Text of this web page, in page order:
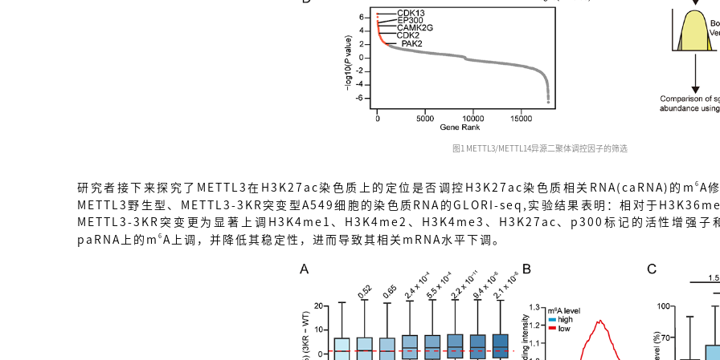
图1 METTL3/METTL14异源二聚体调控因子的筛选
研究者接下来探究了METTL3在H3K27ac染色质上的定位是否调控H3K27ac染色质相关RNA(caRNA)的m 6 A
METTL3野生型、METTL3-3KR突变型A549细胞的染色质RNA的GLORI-seq,实验结果表明：相对于
METTL3-3KR突变更为显著上调H3K4me1、H3K4me2、H3K4me3、H3K27ac、p300标记的活性增强子
paRNA上的m 6 A上调，并降低其稳定性，进而导致其相关mRNA水平下调。